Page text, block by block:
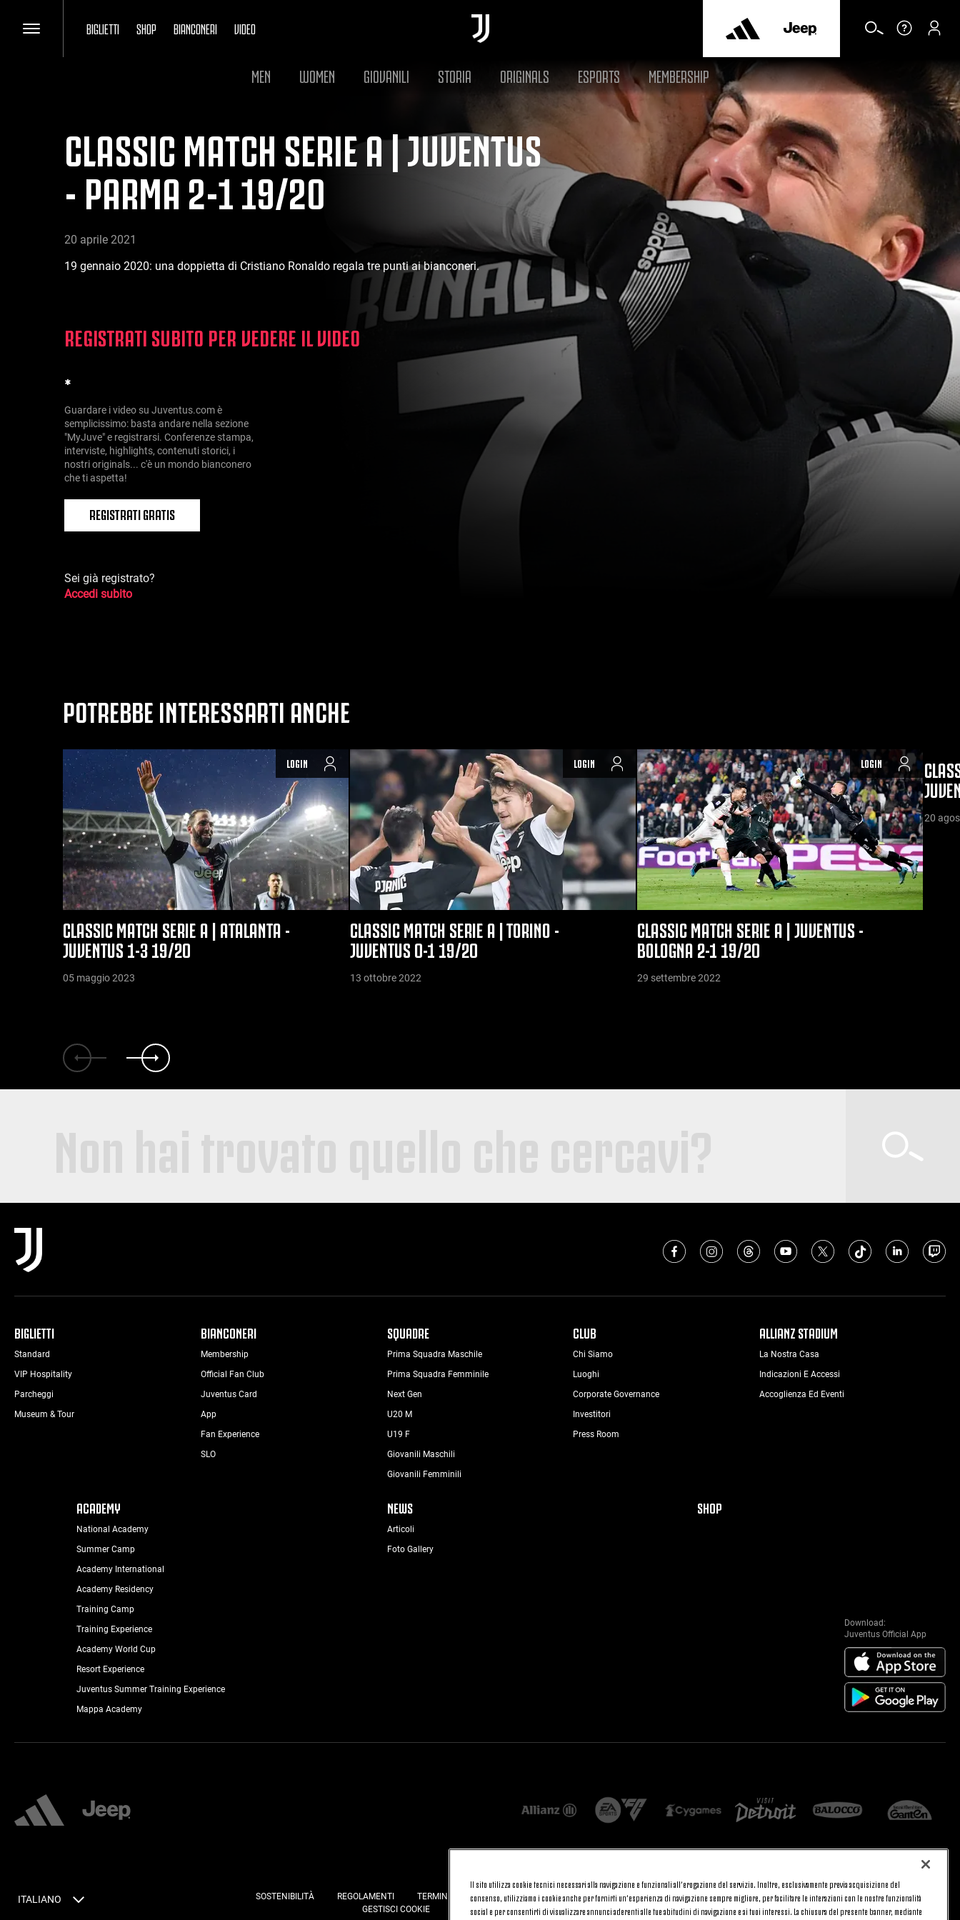
BIGLIETTI SHOP BIANCONERI VIDEO
MEN WOMEN GIOVANILI STORIA ORIGINALS ESPORTS MEMBERSHIP
CLASSIC MATCH SERIE A | JUVENTUS
- PARMA 2-1 19/20
20 aprile 2021
19 gennaio 2020: una doppietta di Cristiano Ronaldo regala tre punti ai bianconeri.
REGISTRATI SUBITO PER VEDERE IL VIDEO
*
Guardare i video su Juventus.com è
semplicissimo: basta andare nella sezione
"MyJuve" e registrarsi. Conferenze stampa,
interviste, highlights, contenuti storici, i
nostri originals... c'è un mondo bianconero
che ti aspetta!
REGISTRATI GRATIS
Sei già registrato?
Accedi subito
POTREBBE INTERESSARTI ANCHE
LOGIN
CLASSIC MATCH SERIE A | ATALANTA -
JUVENTUS 1-3 19/20
05 maggio 2023
LOGIN
CLASSIC MATCH SERIE A | TORINO -
JUVENTUS 0-1 19/20
13 ottobre 2022
LOGIN
CLASSIC MATCH SERIE A | JUVENTUS -
BOLOGNA 2-1 19/20
29 settembre 2022
20
BIGLIETTI
Standard
VIP Hospitality
Parcheggi
Museum & Tour
BIANCONERI
Membership
Official Fan Club
Juventus Card
App
Fan Experience
SLO
SQUADRE
Prima Squadra Maschile
Prima Squadra Femminile
Next Gen
U20 M
U19 F
Giovanili Maschili
Giovanili Femminili
CLUB
Chi Siamo
Luoghi
Corporate Governance
Investitori
Press Room
ALLIANZ STADIUM
La Nostra Casa
Indicazioni E Accessi
Accoglienza Ed Eventi
ACADEMY
National Academy
Summer Camp
Academy International
Academy Residency
Training Camp
Training Experience
Academy World Cup
Resort Experience
Juventus Summer Training Experience
Mappa Academy
NEWS
Articoli
Foto Gallery
SHOP
Download:
Juventus Official App
ITALIANO SOSTENIBILITÀ REGOLAMENTI TERMINI E CONDIZIONI FATTURAZIONE ELETTRONICA
PRIVACY
GESTISCI COOKIE
JOIN US CONTATTACI FAQ
TORNA SU
Il sito utilizza cookie tecnici necessari alla navigazione e funzionali all’erogazione del servizio. Inoltre, esclusivamente previa acquisizione del
consenso, utilizziamo i cookie anche per fornirti un’esperienza di navigazione sempre migliore, per facilitare le interazioni con le nostre funzionalità
social e per consentirti di visualizzare annunci aderenti alle tue abitudini di navigazione e ai tuoi interessi. La chiusura del presente banner, mediante